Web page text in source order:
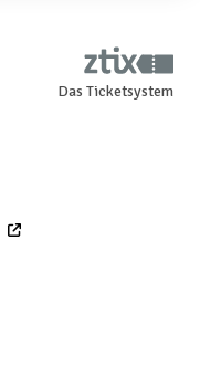
Das Ticketsystem